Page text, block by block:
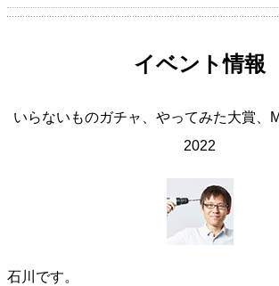
イベント情報
いらないものガチャ、やってみた大賞、
2022
石川です。